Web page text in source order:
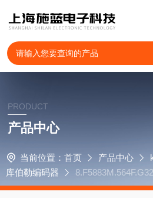
PRODUCT
产品中心
当前位置： 首页 产品中心
库伯勒编码器
5020.D851.1024